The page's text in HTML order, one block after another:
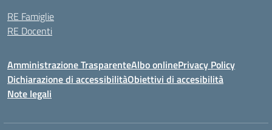
RE Famiglie
RE Docenti
Amministrazione TrasparenteAlbo onlinePrivacy Policy
Dichiarazione di accessibilitàObiettivi di accesibilità
Note legali